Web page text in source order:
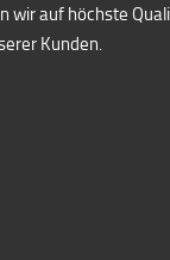
wir auf höchste
Kunden.